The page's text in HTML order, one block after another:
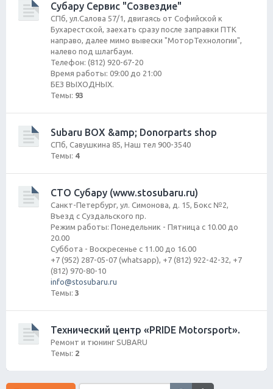
Субару Сервис "Созвездие"
СПб, ул.Салова 57/1, двигаясь от Софийской к
Бухарестской, заехать сразу после заправки ПТК
направо, далее мимо вывески "МоторТехнологии",
налево под шлагбаум.
Телефон: (812) 920-67-20
Время работы: 09:00 до 21:00
БЕЗ ВЫХОДНЫХ.
Темы: 93
Subaru BOX &amp; Donorparts shop
CПб, Савушкина 85, Наш тел 900-3540
Темы: 4
СТО Субару (www.stosubaru.ru)
Санкт-Петербург, ул. Симонова, д. 15, Бокс №2,
Въезд с Суздальского пр.
Режим работы: Понедельник - Пятница с 10.00 до
20.00
Суббота - Воскресенье с 11.00 до 16.00
+7 (952) 287-05-07 (whatsapp), +7 (812) 922-42-32, +7
(812) 970-80-10
info@stosubaru.ru
Темы: 3
Технический центр «PRIDE Motorsport».
Ремонт и тюнинг SUBARU
Темы: 2